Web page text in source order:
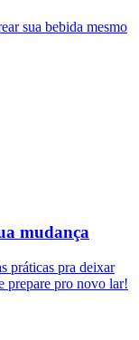
sua bebida mesmo
mudança
práticas pra deixar
prepare pro novo lar!